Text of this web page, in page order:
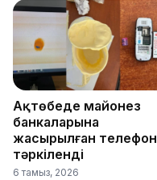
Ақтөбеде майонез
банкаларына
жасырылған телефон
тәркіленді
6 тамыз, 2026